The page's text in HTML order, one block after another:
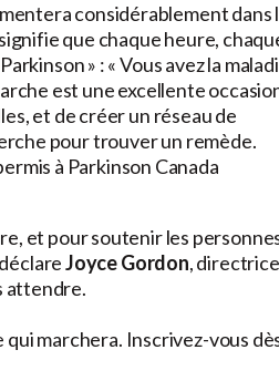
considérablement dans
que chaque heure,
» : « Vous avez la
est une excellente
et de créer un réseau de
pour trouver un remède.
à Parkinson Canada
et pour soutenir les
déclareJoyce Gordon, directrice
attendre.
marchera. Inscrivez-vous